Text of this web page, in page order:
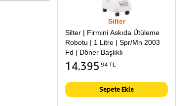
Silter
Silter | Firmini Askıda Ütüleme
Robotu | 1 Litre | Spr/Mn 2003
Fd | Döner Başlıklı
14.395 94 TL
Sepete Ekle